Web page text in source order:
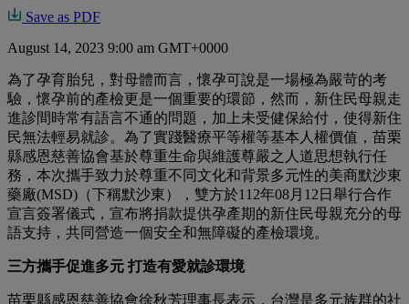
Save as PDF
August 14, 2023 9:00 am GMT+0000
為了孕育胎兒，對母體而言，懷孕可說是一場極為嚴苛的考
驗，懷孕前的產檢更是一個重要的環節，然而，新住民母親走
進診間時常有語言不通的問題，加上未受健保給付，使得新住
民無法輕易就診。為了實踐醫療平等權等基本人權價值，苗栗
縣感恩慈善協會基於尊重生命與維護尊嚴之人道思想執行任
務，本次攜手致力於尊重不同文化和背景多元性的美商默沙東
藥廠(MSD)（下稱默沙東），雙方於112年08月12日舉行合作
宣言簽署儀式，宣布將捐款提供孕產期的新住民母親充分的母
語支持，共同營造一個安全和無障礙的產檢環境。
三方攜手促進多元 打造有愛就診環境
苗栗縣感恩慈善協會徐秋芳理事長表示，台灣是多元族群的社